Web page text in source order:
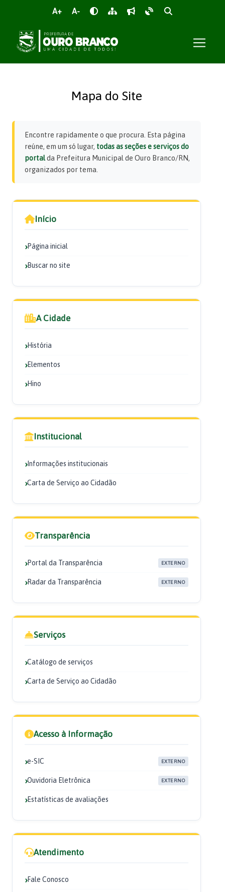
A+ A-
Mapa do Site
Encontre rapidamente o que procura. Esta página
reúne, em um só lugar, todas as seções e serviços do
portalda Prefeitura Municipal de Ouro Branco/RN,
organizados por tema.
Início
Página inicial
Buscar no site
A Cidade
História
Elementos
Hino
Institucional
Informações institucionais
Carta de Serviço ao Cidadão
Transparência
Portal da Transparência EXTERNO
Radar da Transparência EXTERNO
Serviços
Catálogo de serviços
Carta de Serviço ao Cidadão
Acesso à Informação
e-SIC EXTERNO
Ouvidoria Eletrônica EXTERNO
Estatísticas de avaliações
Atendimento
Fale Conosco